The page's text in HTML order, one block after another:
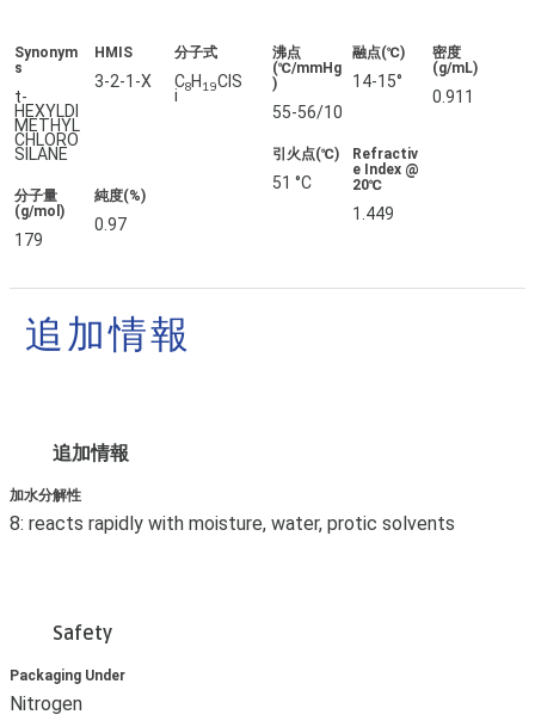
Synonym
s
t-
HEXYLDI
METHYL
CHLORO
SILANE
HMIS
3-2-1-X
分子式
C8H 19ClS
i
分子量
(g/mol)
179
純度(%)
0.97
沸点
(℃/mmHg
)
55-56/10
融点(℃)
14-15°
密度
(g/mL)
0.911
引火点(℃)
51 °C
Refractiv
e Index @
20℃
1.449
追加情報
追加情報
加水分解性
8: reacts rapidly with moisture, water, protic solvents
Safety
Packaging Under
Nitrogen